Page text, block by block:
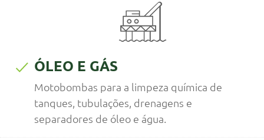
ÓLEO E GÁS
Motobombas para a limpeza química de
tanques, tubulações, drenagens e
separadores de óleo e água.